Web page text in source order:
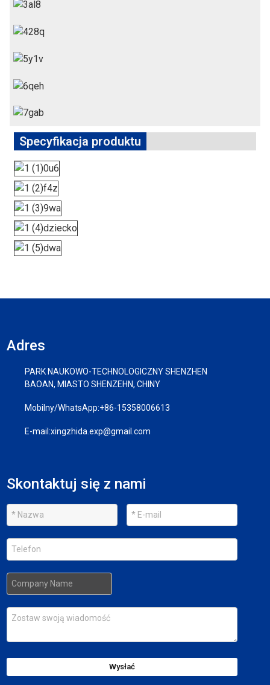
Specyfikacja produktu
Adres
PARK NAUKOWO-TECHNOLOGICZNY SHENZHEN
BAOAN, MIASTO SHENZEHN, CHINY
Mobilny/WhatsApp:+86-15358006613
E-mail:xingzhida.exp@gmail.com
Skontaktuj się z nami
Wysłać